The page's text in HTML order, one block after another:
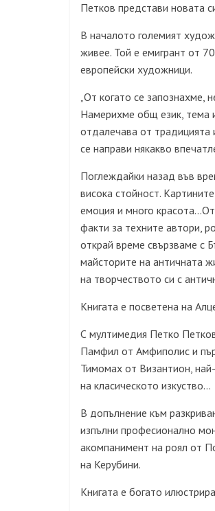
Петков представи новата
В началото големият
живее. Той е емигрант от
европейски художници.
„От когато се запознахме,
Намерихме общ език, тема
отдалечава от традицията
се направи някакво
Поглеждайки назад във
висока стойност.
емоция и много
факти за техните автори,
открай време свързваме с
майсторите на античната
на творчеството си с
Книгата е посветена на
С мултимедия Петко
Памфил от Амфиполис и
Тимомах от Византион,
на класическото изкуство…
В допълнение към
изпълни професионално
акомпанимент на роял от
на Керубини.
Книгата е богато